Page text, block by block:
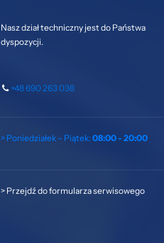
Nasz dział techniczny jest do Państwa
dyspozycji.
+48 690 263 038
> Poniedziałek – Piątek: 08:00 - 20:00
> Przejdź do formularza serwisowego